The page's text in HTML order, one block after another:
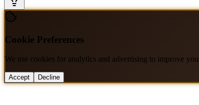
Cookie Preferences
We use cookies for analytics and advertising to improve
Accept Decline